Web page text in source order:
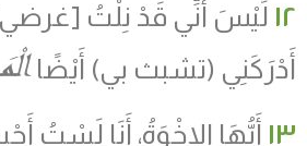
١٢ لَيْسَ أَنِّي قَدْ نِلْتُ [غرضي]
أَدْرَكَنِي (تشبث بي) أَيْضًا
١٣ أَيُّهَا الإِخْوَةُ، أَنَا